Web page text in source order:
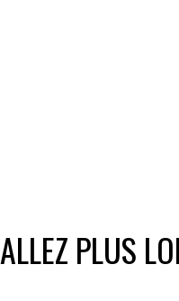
ALLEZ PLUS